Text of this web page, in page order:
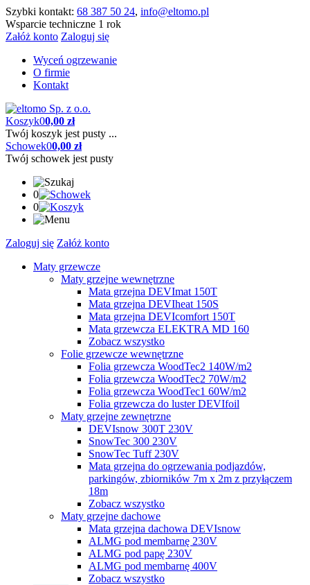
Szybki kontakt: 68 387 50 24, info@eltomo.pl
Wsparcie techniczne 1 rok
Załóż konto Zaloguj się
Wyceń ogrzewanie
O firmie
Kontakt
Koszyk00,00 zł
Twój koszyk jest pusty ...
Schowek00,00 zł
Twój schowek jest pusty
0
0
Zaloguj się Załóż konto
Maty grzewcze
Maty grzejne wewnętrzne
Mata grzejna DEVImat 150T
Mata grzejna DEVIheat 150S
Mata grzejna DEVIcomfort 150T
Mata grzewcza ELEKTRA MD 160
Zobacz wszystko
Folie grzewcze wewnętrzne
Folia grzewcza WoodTec2 140W/m2
Folia grzewcza WoodTec2 70W/m2
Folia grzewcza WoodTec1 60W/m2
Folia grzewcza do luster DEVIfoil
Maty grzejne zewnętrzne
DEVIsnow 300T 230V
SnowTec 300 230V
SnowTec Tuff 230V
Mata grzejna do ogrzewania podjazdów,
parkingów, zbiorników 7m x 2m z przyłączem
18m
Zobacz wszystko
Maty grzejne dachowe
Mata grzejna dachowa DEVIsnow
ALMG pod membarnę 230V
ALMG pod papę 230V
ALMG pod membarnę 400V
Zobacz wszystko